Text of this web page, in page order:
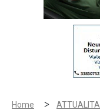
Home > ATTUALITA